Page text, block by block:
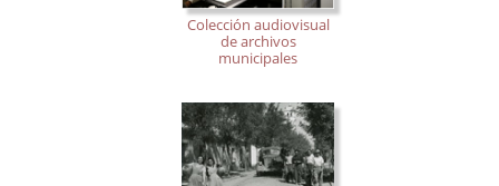
Colección audiovisual
de archivos
municipales